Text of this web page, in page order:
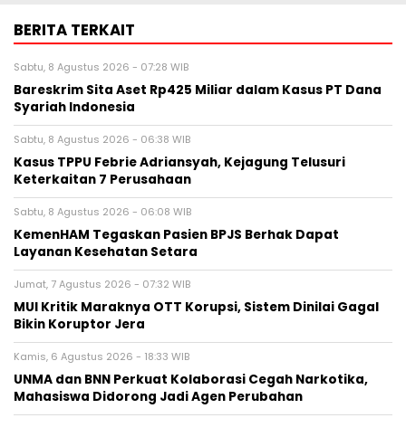
BERITA TERKAIT
Sabtu, 8 Agustus 2026 - 07:28 WIB
Bareskrim Sita Aset Rp425 Miliar dalam Kasus PT Dana
Syariah Indonesia
Sabtu, 8 Agustus 2026 - 06:38 WIB
Kasus TPPU Febrie Adriansyah, Kejagung Telusuri
Keterkaitan 7 Perusahaan
Sabtu, 8 Agustus 2026 - 06:08 WIB
KemenHAM Tegaskan Pasien BPJS Berhak Dapat
Layanan Kesehatan Setara
Jumat, 7 Agustus 2026 - 07:32 WIB
MUI Kritik Maraknya OTT Korupsi, Sistem Dinilai Gagal
Bikin Koruptor Jera
Kamis, 6 Agustus 2026 - 18:33 WIB
UNMA dan BNN Perkuat Kolaborasi Cegah Narkotika,
Mahasiswa Didorong Jadi Agen Perubahan